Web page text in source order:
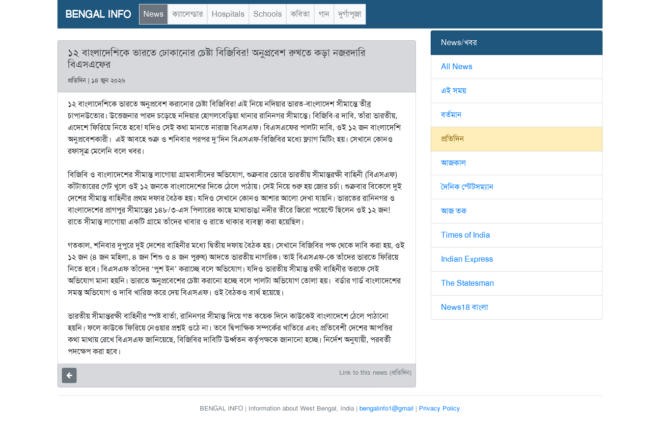
BENGAL INFO News ক্যালেন্ডার Hospitals Schools কবিতা গান দুর্গাপূজা
১২ বাংলাদেশিকে ভারতে ঢোকানোর চেষ্টা বিজিবির! অনুপ্রবেশ রুখতে কড়া নজরদারি
বিএসএফের
প্রতিদিন | ১৪ জুন ২০২৬
১২ বাংলাদেশিকে ভারতে অনুপ্রবেশ করানোর চেষ্টা বিজিবির! এই নিয়ে নদিয়ার ভারত-বাংলাদেশ সীমান্তে তীব্র
চাপানউতোর। উত্তেজনার পারদ চড়েছে নদিয়ার হোগলবেড়িয়া থানার রানিনগর সীমান্তে। বিজিবি-র দাবি, তাঁরা ভারতীয়,
এদেশে ফিরিয়ে নিতে হবে! যদিও সেই কথা মানতে নারাজ বিএসএফ। বিএসএফের পালটা দাবি, ওই ১২ জন বাংলাদেশি
অনুপ্রবেশকারী। এই আবহে শুক্র ও শনিবার পরপর দু’দিন বিএসএফ-বিজিবির মধ্যে ফ্ল্যাগ মিটিং হয়। সেখানে কোনও
রফাসূত্র মেলেনি বলে খবর।
বিজিবি ও বাংলাদেশের সীমান্ত লাগোয়া গ্রামবাসীদের অভিযোগ, শুক্রবার ভোরে ভারতীয় সীমান্তরক্ষী বাহিনী (বিএসএফ)
কাঁটাতারের গেট খুলে ওই ১২ জনকে বাংলাদেশের দিকে ঠেলে পাঠায়। সেই নিয়ে শুরু হয় জোর চর্চা। শুক্রবার বিকেলে দুই
দেশের সীমান্ত বাহিনীর প্রথম দফার বৈঠক হয়। যদিও সেখানে কোনও আশার আলো দেখা যায়নি। ভারতের রানিনগর ও
বাংলাদেশের প্রাগপুর সীমান্তের ১৪৮/৩-এস পিলারের কাছে মাথাভাঙা নদীর তীরে জিরো পয়েন্টে ছিলেন ওই ১২ জন!
রাতে সীমান্ত লাগোয়া একটি গ্রামে তাঁদের খাবার ও রাতে থাকার ব্যবস্থা করা হয়েছিল।
গতকাল, শনিবার দুপুরে দুই দেশের বাহিনীর মধ্যে দ্বিতীয় দফায় বৈঠক হয়। সেখানে বিজিবির পক্ষ থেকে দাবি করা হয়, ওই
১২ জন (৪ জন মহিলা, ৪ জন শিশু ও ৪ জন পুরুষ) আদতে ভারতীয় নাগরিক। তাই বিএসএফ-কে তাঁদের ভারতে ফিরিয়ে
নিতে হবে। বিএসএফ তাঁদের ‘পুশ ইন’ করাচ্ছে বলে অভিযোগ। যদিও ভারতীয় সীমান্ত রক্ষী বাহিনীর তরফে সেই
অভিযোগ মানা হয়নি। ভারতে অনুপ্রবেশের চেষ্টা করানো হচ্ছে বলে পালটা অভিযোগ তোলা হয়। বর্ডার গার্ড বাংলাদেশের
সমস্ত অভিযোগ ও দাবি খারিজ করে দেয় বিএসএফ। ওই বৈঠকও ব্যর্থ হয়েছে।
ভারতীয় সীমান্তরক্ষী বাহিনীর স্পষ্ট বার্তা, রানিনগর সীমান্ত দিয়ে গত কয়েক দিনে কাউকেই বাংলাদেশে ঠেলে পাঠানো
হয়নি। ফলে কাউকে ফিরিয়ে নেওয়ার প্রশ্নই ওঠে না। তবে দ্বিপাক্ষিক সম্পর্কের খাতিরে এবং প্রতিবেশী দেশের আপত্তির
কথা মাথায় রেখে বিএসএফ জানিয়েছে, বিজিবির দাবিটি ঊর্ধ্বতন কর্তৃপক্ষকে জানানো হচ্ছে। নির্দেশ অনুযায়ী, পরবর্তী
পদক্ষেপ করা হবে।
Link to this news (প্রতিদিন)
News/খবর
All News
এই সময়
বর্তমান
প্রতিদিন
আজকাল
দৈনিক স্টেটসম্যান
আজ তক
Times of India
Indian Express
The Statesman
News18 বাংলা
BENGAL INFO | Information about West Bengal, India | bengalinfo1@gmail | Privacy Policy